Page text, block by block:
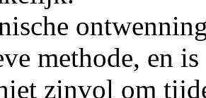
methode, en
zinvol om